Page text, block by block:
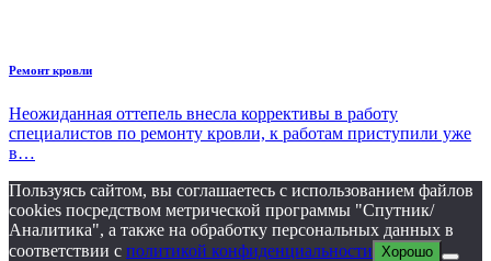
Ремонт кровли
Неожиданная оттепель внесла коррективы в работу
специалистов по ремонту кровли, к работам приступили уже
в…
Пользуясь сайтом, вы соглашаетесь с использованием файлов
cookies посредством метрической программы "Спутник/
Аналитика", а также на обработку персональных данных в
соответствии с политикой конфиденциальности Хорошо